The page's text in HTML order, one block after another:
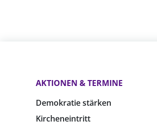
AKTIONEN & TERMINE
Demokratie stärken
Kircheneintritt